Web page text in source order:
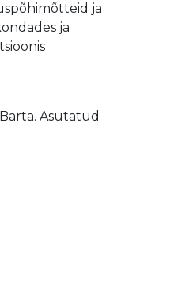
ja
ja
Asutatud